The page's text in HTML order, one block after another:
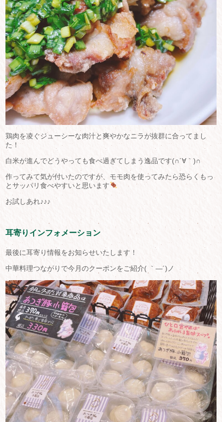
鶏肉を凌ぐジューシーな肉汁と爽やかなニラが抜群に合ってまし
た！
白米が進んでどうやっても食べ過ぎてしまう逸品です(∩´∀｀)∩
作ってみて気が付いたのですが、モモ肉を使ってみたら恐らくもっ
とサッパリ食べやすいと思います
お試しあれ♪♪♪
耳寄りインフォメーション
最後に耳寄り情報をお知らせいたします！
中華料理つながりで今月のクーポンをご紹介( ｀―´)ノ